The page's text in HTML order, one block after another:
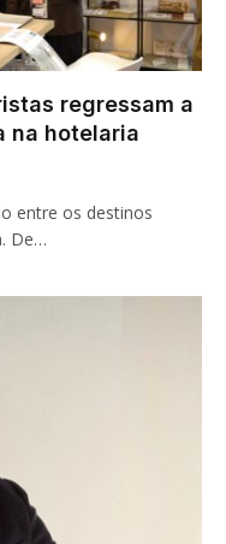
regressam a
na hotelaria
entre os destinos
De…